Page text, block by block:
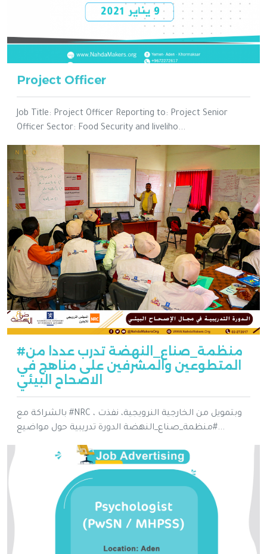
Project Officer
Job Title: Project Officer Reporting to: Project Senior
Officer Sector: Food Security and liveliho...
#منظمة_صناع_النهضة تدرب عددا من
المتطوعين والمشرفين على مناهج في
الاصحاح البيئي
بالشراكة مع #NRC ، وبتمويل من الخارجية النرويجية، نفذت
#منظمة_صناع_النهضة الدورة تدريبية حول مواضيع...